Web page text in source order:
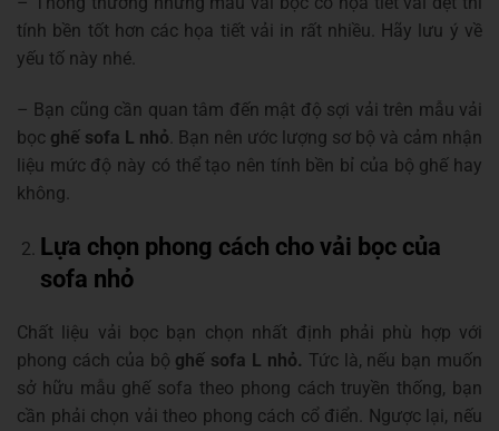
tính bền tốt hơn các họa tiết vải in rất nhiều. Hãy lưu ý về
yếu tố này nhé.
– Bạn cũng cần quan tâm đến mật độ sợi vải trên mẫu vải
bọc ghế sofa L nhỏ. Bạn nên ước lượng sơ bộ và cảm nhận
liệu mức độ này có thể tạo nên tính bền bỉ của bộ ghế hay
không.
Lựa chọn phong cách cho vải bọc của
sofa nhỏ
Chất liệu vải bọc bạn chọn nhất định phải phù hợp với
phong cách của bộ ghế sofa L nhỏ. Tức là, nếu bạn muốn
sở hữu mẫu ghế sofa theo phong cách truyền thống, bạn
cần phải chọn vải theo phong cách cổ điển. Ngược lại, nếu